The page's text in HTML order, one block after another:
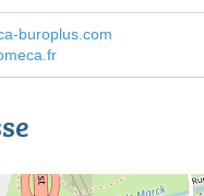
buroplus.com